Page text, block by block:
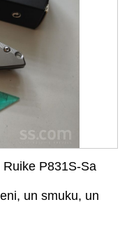
P831S-Sa
un smuku, un